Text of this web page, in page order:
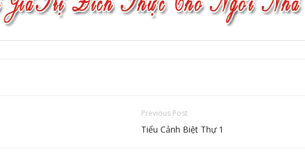
Previous Post
Tiểu Cảnh Biệt Thự 1